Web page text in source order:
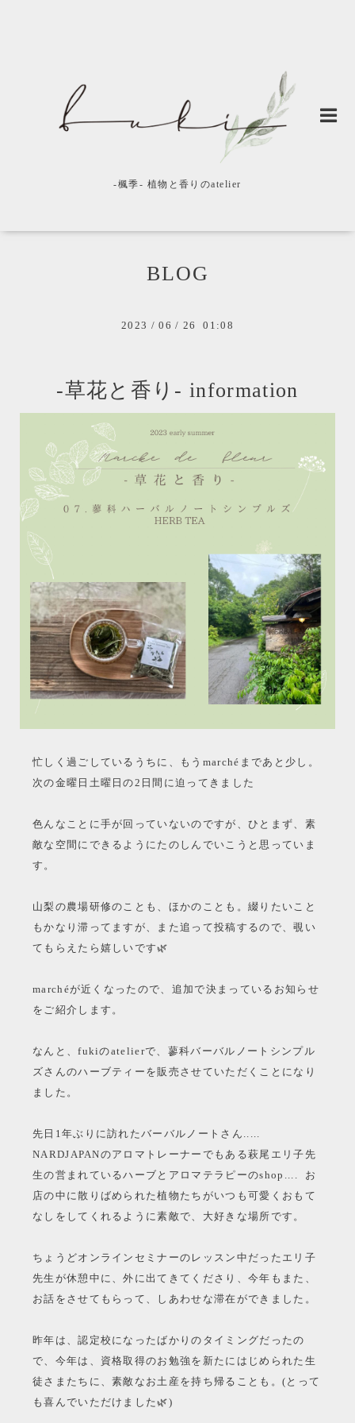
-楓季- 植物と香りのatelier
BLOG
2023 /06 / 26 01:08
-草花と香り- information
忙しく過ごしているうちに、もうmarchéまであと少し。
次の金曜日土曜日の2日間に迫ってきました
色んなことに手が回っていないのですが、ひとまず、素
敵な空間にできるようにたのしんでいこうと思っていま
す。
山梨の農場研修のことも、ほかのことも。綴りたいこと
もかなり滞ってますが、また追って投稿するので、覗い
てもらえたら嬉しいです🌿
marchéが近くなったので、追加で決まっているお知らせ
をご紹介します。
なんと、fukiのatelierで、蓼科バーバルノートシンプル
ズさんのハーブティーを販売させていただくことになり
ました。
先日1年ぶりに訪れたバーバルノートさん.....
NARDJAPANのアロマトレーナーでもある萩尾エリ子先
生の営まれているハーブとアロマテラピーのshop.... お
店の中に散りばめられた植物たちがいつも可愛くおもて
なしをしてくれるように素敵で、大好きな場所です。
ちょうどオンラインセミナーのレッスン中だったエリ子
先生が休憩中に、外に出てきてくださり、今年もまた、
お話をさせてもらって、しあわせな滞在ができました。
昨年は、認定校になったばかりのタイミングだったの
で、今年は、資格取得のお勉強を新たにはじめられた生
徒さまたちに、素敵なお土産を持ち帰ることも。(とって
も喜んでいただけました🌿)